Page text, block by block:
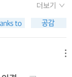
우자든 종교든 직
치라. 자신만의
를 마련하라. 의
신이 좋아하는 일
되는 것은 이처럼
더보기